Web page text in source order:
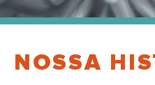
NOSSA